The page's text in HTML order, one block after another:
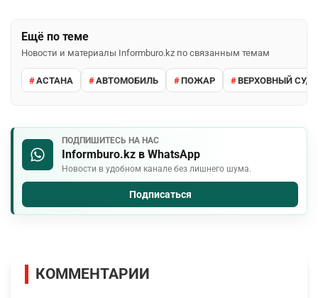
Ещё по теме
Новости и материалы Informburo.kz по связанным темам
АСТАНА АВТОМОБИЛЬ ПОЖАР ВЕРХОВНЫЙ СУД
ПОДПИШИТЕСЬ НА НАС
Informburo.kz в WhatsApp
Новости в удобном канале без лишнего шума.
Подписаться
КОММЕНТАРИИ